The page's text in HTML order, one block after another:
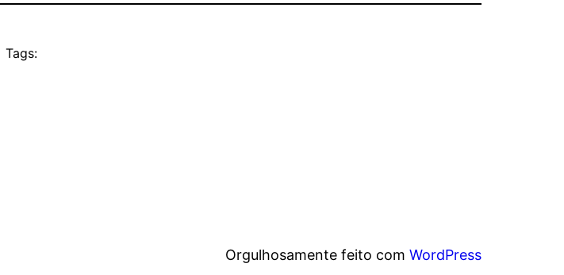
Tags:
Orgulhosamente feito com WordPress